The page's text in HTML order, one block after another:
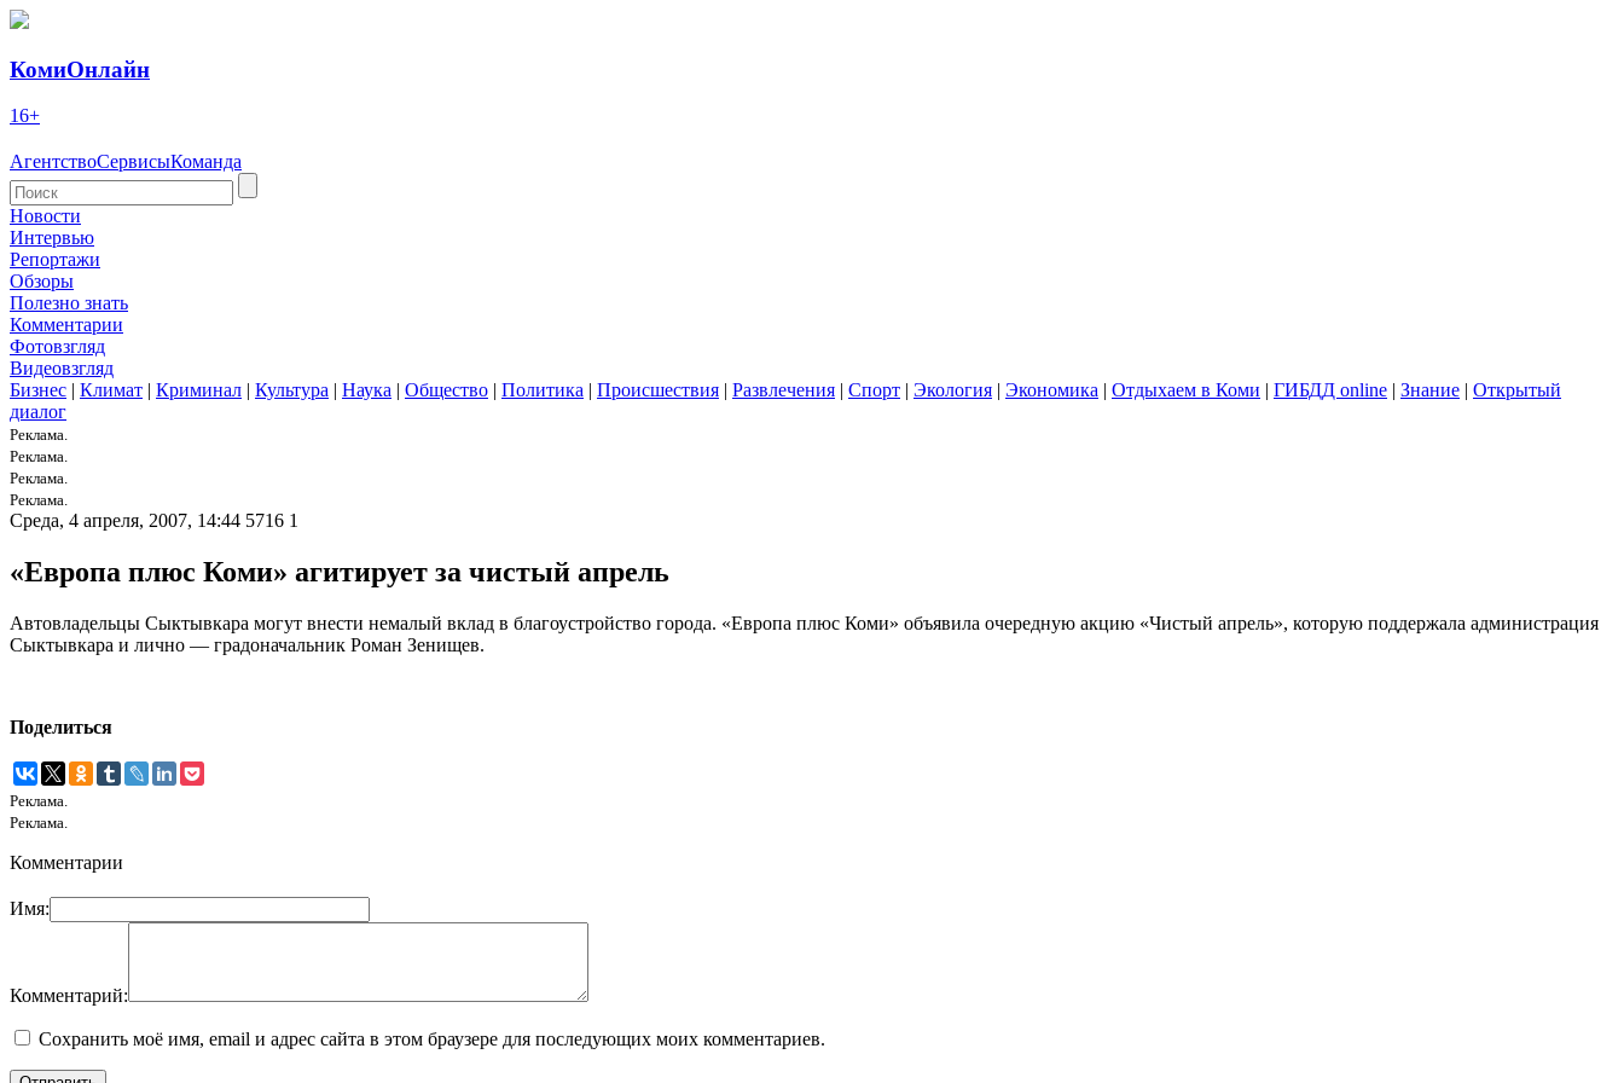
КомиОнлайн
16+
АгентствоСервисыКоманда
Новости
Интервью
Репортажи
Обзоры
Полезно знать
Комментарии
Фотовзгляд
Видеовзгляд
Бизнес | Климат | Криминал | Культура | Наука | Общество | Политика | Происшествия | Развлечения | Спорт | Экология | Экономика | Отдыхаем в Коми | ГИБДД online | Знание | Открытый
диалог
Реклама.
Реклама.
Реклама.
Реклама.
Среда, 4 апреля, 2007, 14:44 5716 1
«Европа плюс Коми» агитирует за чистый апрель
Автовладельцы Сыктывкара могут внести немалый вклад в благоустройство города. «Европа плюс Коми» объявила очередную акцию «Чистый апрель», которую поддержала администрация
Сыктывкара и лично — градоначальник Роман Зенищев.
Поделиться
Реклама.
Реклама.
Комментарии
Имя:
Комментарий:
Сохранить моё имя, email и адрес сайта в этом браузере для последующих моих комментариев.